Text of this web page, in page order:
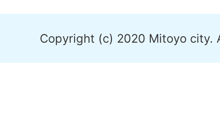
Copyright (c) 2020 Mitoyo city.